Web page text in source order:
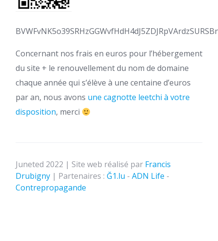
Concernant nos frais en euros pour l’hébergement
du site + le renouvellement du nom de domaine
chaque année qui s’élève à une centaine d’euros
par an, nous avons une cagnotte leetchi à votre
disposition, merci
Juneted 2022 | Site web réalisé par Francis
Drubigny | Partenaires : Ğ1.lu - ADN Life -
Contrepropagande